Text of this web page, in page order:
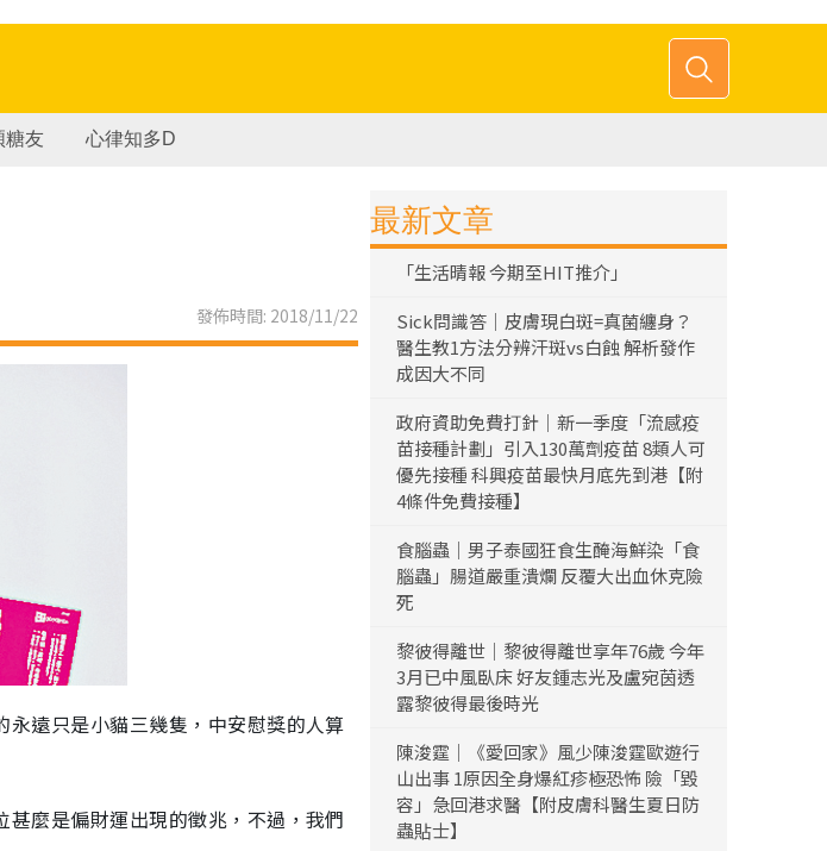
糖友 心律知多D
發佈時間: 2018/11/22
遠只是小貓三幾隻，中安慰獎的人算
麼是偏財運出現的徵兆，不過，我們
最新文章
「生活晴報 今期至HIT推介」
Sick問識答｜皮膚現白斑=真菌纏身？
醫生教1方法分辨汗斑vs白蝕 解析發作
成因大不同
政府資助免費打針｜新一季度「流感疫
苗接種計劃」引入130萬劑疫苗 8類人可
優先接種 科興疫苗最快月底先到港【附
4條件免費接種】
食腦蟲｜男子泰國狂食生醃海鮮染「食
腦蟲」腸道嚴重潰爛 反覆大出血休克險
死
黎彼得離世｜黎彼得離世享年76歲 今年
3月已中風臥床 好友鍾志光及盧宛茵透
露黎彼得最後時光
陳浚霆｜《愛回家》風少陳浚霆歐遊行
山出事 1原因全身爆紅疹極恐怖 險「毀
容」急回港求醫【附皮膚科醫生夏日防
蟲貼士】